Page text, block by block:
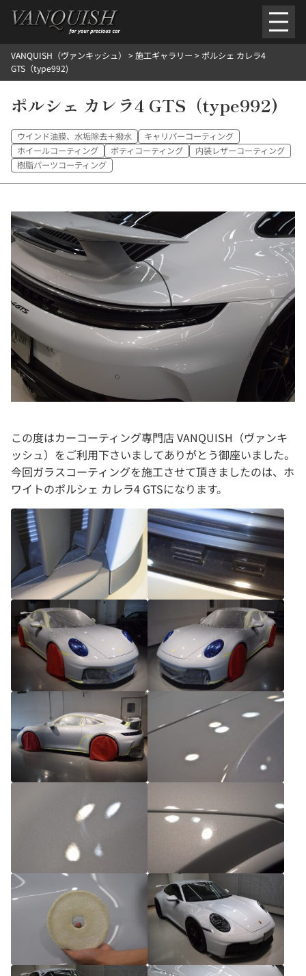
を
ごあいさつ会社案内施工環境紹介所在地
ご提供メニュー
外装のガラスコーティング施工料金ホイールコーティング施工料金
ヘッドライトクリーニング施工料金ルームクリーニング＆コーティング施工料金
樹脂・メッシュパーツコーティング施工料金
ウインド水染み除去 ＆ 撥水施工料金塩害 防錆対策デントリペア
プロテクションフィルム こだわり洗車
施工ギャラリー
PICKUPNOSTALGIC
VANQUISH（ヴァンキッシュ） >施工ギャラリー > ポルシェ カレラ4
GTS（type992)
ポルシェ カレラ4 GTS（type992)
ウインド油膜、水垢除去＋撥水
キャリパーコーティング
ホイールコーティング
ボティコーティング
内装レザーコーティング
樹脂パーツコーティング
この度はカーコーティング専門店 VANQUISH（ヴァンキ
ッシュ）をご利用下さいましてありがとう御座いました。
今回ガラスコーティングを施工させて頂きましたのは、ホ
ワイトのポルシェ カレラ4 GTSになります。